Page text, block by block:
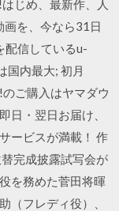
じめ、最新作、人
を、今なら31日
配信しているu-
国内最大; 初月
ご購入はヤマダウ
日・翌日お届け、
ービスが満載！ 作
完成披露試写会が
を務めた菅田将暉
（フレディ役）、